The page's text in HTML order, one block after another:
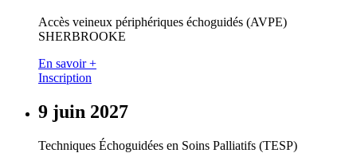
Accès veineux périphériques échoguidés (AVPE)
SHERBROOKE
En savoir +
Inscription
9 juin 2027
Techniques Échoguidées en Soins Palliatifs (TESP)